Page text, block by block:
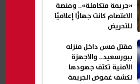
«جريمة متكاملة».. ومنصة
الاعتصام كانت جهازًا إعلاميًا
للتحريض
مقتل مسن داخل منزله
ببورسعيد.. والأجهزة
الأمنية تكثف جهودها
لكشف غموض الجريمة